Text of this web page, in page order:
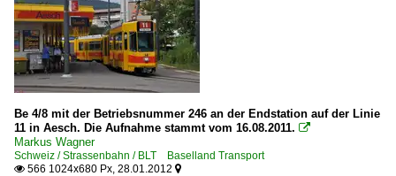
Be 4/8 mit der Betriebsnummer 246 an der Endstation auf der Linie
11 in Aesch. Die Aufnahme stammt vom 16.08.2011. 
Markus Wagner
Schweiz / Strassenbahn / BLT Baselland Transport
 566 1024x680 Px, 28.01.2012 